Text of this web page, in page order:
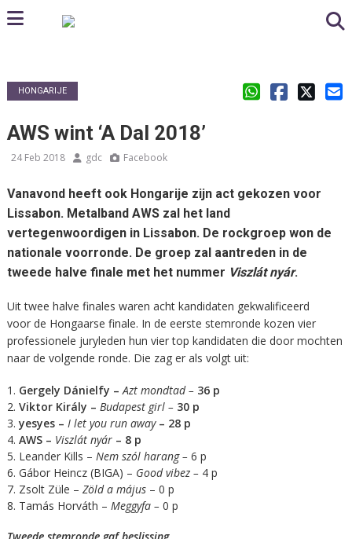
HONGARIJE
AWS wint ‘A Dal 2018’
24 Feb 2018 gdc Facebook
Vanavond heeft ook Hongarije zijn act gekozen voor
Lissabon. Metalband AWS zal het land
vertegenwoordigen in Lissabon. De rockgroep won de
nationale voorronde. De groep zal aantreden in de
tweede halve finale met het nummer Viszlát nyár.
Uit twee halve finales waren acht kandidaten gekwalificeerd
voor de Hongaarse finale. In de eerste stemronde kozen vier
professionele juryleden hun vier top kandidaten die door mochten
naar de volgende ronde. Die zag er als volgt uit:
Gergely Dánielfy – Azt mondtad – 36 p
Viktor Király – Budapest girl – 30 p
yesyes – I let you run away– 28 p
AWS – Viszlát nyár – 8 p
Leander Kills – Nem szól harang – 6 p
Gábor Heincz (BIGA) – Good vibez –4 p
Zsolt Züle – Zöld a május– 0 p
Tamás Horváth – Meggyfa –0 p